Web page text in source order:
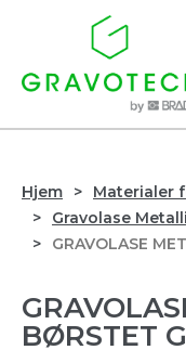
Hjem
Materialer
Gravolase
GRAVOLASE
BØRSTET